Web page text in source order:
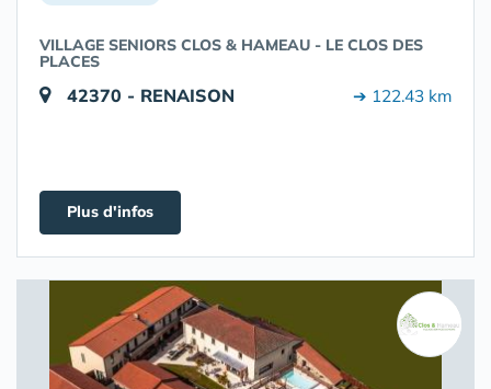
VILLAGE SENIORS CLOS & HAMEAU - LE CLOS DES
PLACES
42370 - RENAISON ➔ 122.43 km
Plus d'infos